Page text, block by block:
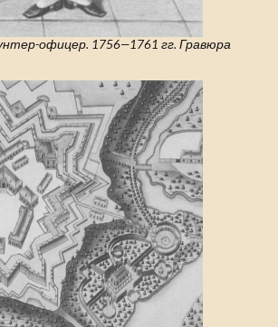
офицер. 1756—1761 гг. Гравюра